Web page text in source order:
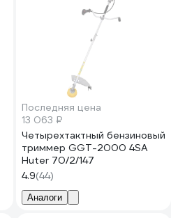
Последняя цена
13 063 ₽
Четырехтактный бензиновый
триммер GGT-2000 4SА
Huter 70/2/147
4.9(44)
Аналоги